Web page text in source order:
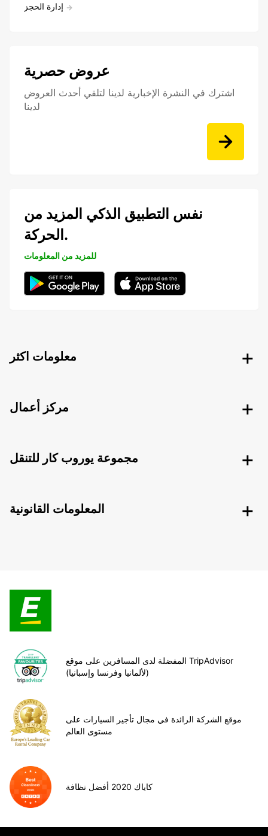
إدارة الحجز
عروض حصرية
اشترك في النشرة الإخبارية لدينا لتلقي أحدث العروض
لدينا
نفس التطبيق الذكي المزيد من
الحركة.
للمزيد من المعلومات
معلومات اكثر
مركز أعمال
مجموعة يوروب كار للتنقل
المعلومات القانونية
المفضلة لدى المسافرين على موقع TripAdvisor
(لألمانيا وفرنسا وإسبانيا)
موقع الشركة الرائدة في مجال تأجير السيارات على
مستوى العالم
كاياك 2020 أفضل نظافة